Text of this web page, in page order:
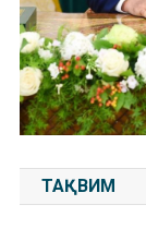
ТАҚВИМ